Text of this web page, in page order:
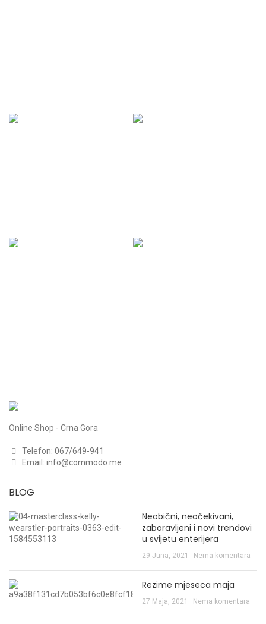
Online Shop - Crna Gora
Telefon: 067/649-941
Email: info@commodo.me
BLOG
Neobični, neočekivani,
zaboravljeni i novi trendovi
u svijetu enterijera
29 Juna, 2021 Nema komentara
Rezime mjeseca maja
27 Maja, 2021 Nema komentara